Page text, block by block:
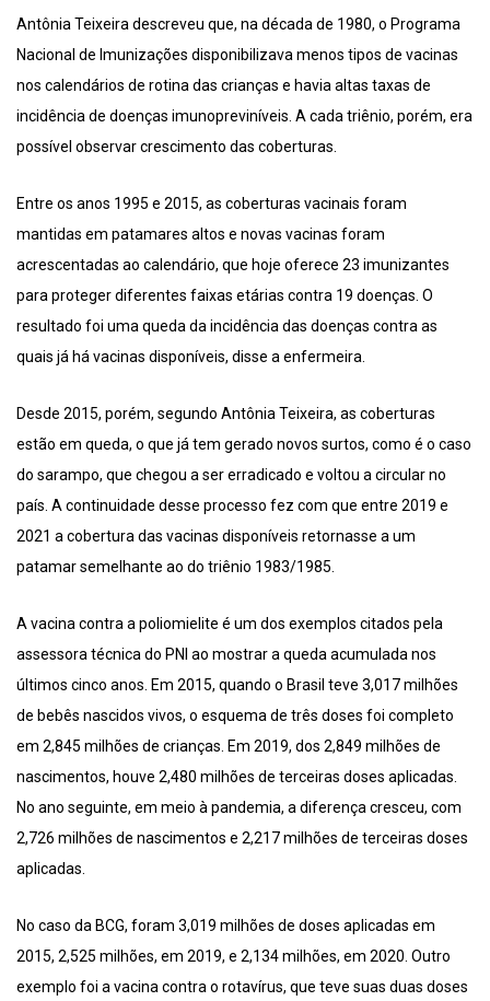
Antônia Teixeira descreveu que, na década de 1980, o Programa
Nacional de Imunizações disponibilizava menos tipos de vacinas
nos calendários de rotina das crianças e havia altas taxas de
incidência de doenças imunopreviníveis. A cada triênio, porém, era
possível observar crescimento das coberturas.
Entre os anos 1995 e 2015, as coberturas vacinais foram
mantidas em patamares altos e novas vacinas foram
acrescentadas ao calendário, que hoje oferece 23 imunizantes
para proteger diferentes faixas etárias contra 19 doenças. O
resultado foi uma queda da incidência das doenças contra as
quais já há vacinas disponíveis, disse a enfermeira.
Desde 2015, porém, segundo Antônia Teixeira, as coberturas
estão em queda, o que já tem gerado novos surtos, como é o caso
do sarampo, que chegou a ser erradicado e voltou a circular no
país. A continuidade desse processo fez com que entre 2019 e
2021 a cobertura das vacinas disponíveis retornasse a um
patamar semelhante ao do triênio 1983/1985.
A vacina contra a poliomielite é um dos exemplos citados pela
assessora técnica do PNI ao mostrar a queda acumulada nos
últimos cinco anos. Em 2015, quando o Brasil teve 3,017 milhões
de bebês nascidos vivos, o esquema de três doses foi completo
em 2,845 milhões de crianças. Em 2019, dos 2,849 milhões de
nascimentos, houve 2,480 milhões de terceiras doses aplicadas.
No ano seguinte, em meio à pandemia, a diferença cresceu, com
2,726 milhões de nascimentos e 2,217 milhões de terceiras doses
aplicadas.
No caso da BCG, foram 3,019 milhões de doses aplicadas em
2015, 2,525 milhões, em 2019, e 2,134 milhões, em 2020. Outro
exemplo foi a vacina contra o rotavírus, que teve suas duas doses